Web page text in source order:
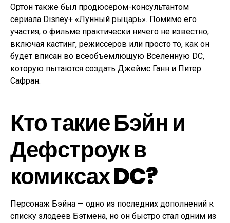
Ортон также был продюсером-консультантом
сериала Disney+ «Лунный рыцарь». Помимо его
участия, о фильме практически ничего не известно,
включая кастинг, режиссеров или просто то, как он
будет вписан во всеобъемлющую Вселенную DC,
которую пытаются создать Джеймс Ганн и Питер
Сафран.
Кто такие Бэйн и
Дефстроук в
комиксах DC?
Персонаж Бэйна — одно из последних дополнений к
списку злодеев Бэтмена, но он быстро стал одним из